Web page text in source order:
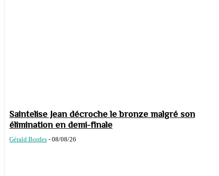
Saintelise Jean décroche le bronze malgré son
élimination en demi-finale
Gérald Bordes - 08/08/26